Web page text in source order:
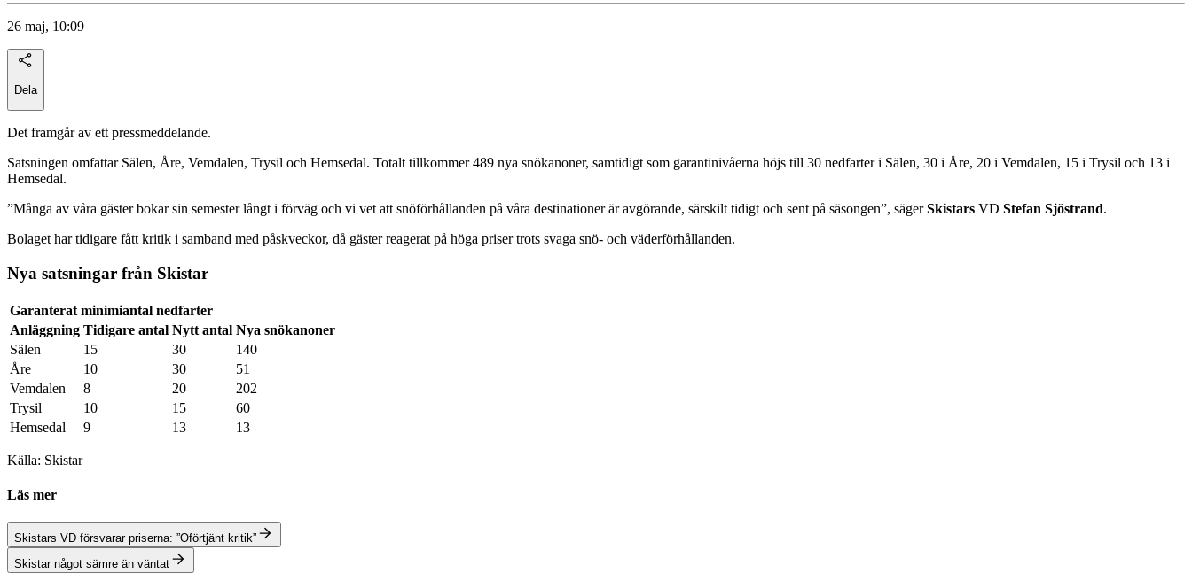
26 maj, 10:09
Dela
Det framgår av ett pressmeddelande.
Satsningen omfattar Sälen, Åre, Vemdalen, Trysil och Hemsedal. Totalt tillkommer 489 nya snökanoner, samtidigt som garantinivåerna höjs till 30 nedfarter i Sälen, 30 i Åre, 20 i Vemdalen, 15 i Trysil och 13 i
Hemsedal.
”Många av våra gäster bokar sin semester långt i förväg och vi vet att snöförhållanden på våra destinationer är avgörande, särskilt tidigt och sent på säsongen”, sägerSkistars VD Stefan Sjöstrand.
Bolaget har tidigare fått kritik i samband med påskveckor, då gäster reagerat på höga priser trots svaga snö- och väderförhållanden.
Nya satsningar från Skistar
Garanterat minimiantal nedfarter
Anläggning Tidigare antal Nytt antal Nya snökanoner
Sälen
15 30
140
Åre
10 30
51
Vemdalen
8 20
202
Trysil
10 15
60
Hemsedal
9 13 13
Källa: Skistar
Läs mer
Skistars VD försvarar priserna: ”Oförtjänt kritik”
Skistar något sämre än väntat